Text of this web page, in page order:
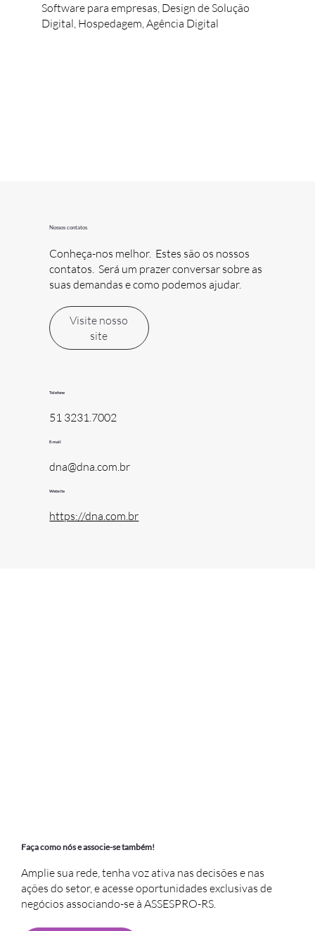
Software para empresas, Design de Solução
Digital, Hospedagem, Agência Digital
Nossos contatos
Conheça-nos melhor. Estes são os nossos
contatos. Será um prazer conversar sobre as
suas demandas e como podemos ajudar.
Visite nosso
site
Telefone
51 3231.7002
E-mail
dna@dna.com.br
Website
https://dna.com.br
Faça como nós e associe-se também!
Amplie sua rede, tenha voz ativa nas decisões e nas
ações do setor, e acesse oportunidades exclusivas de
negócios associando-se à ASSESPRO-RS.